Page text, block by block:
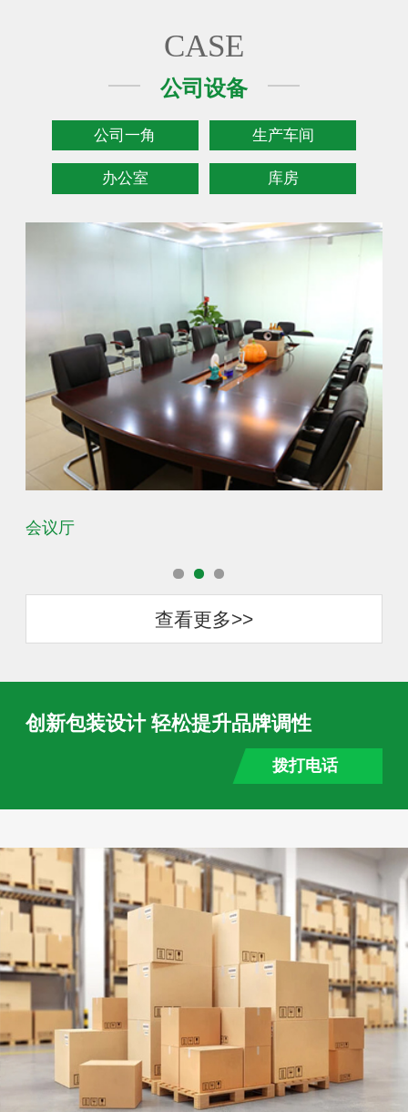
CASE
公司设备
公司一角 生产车间
办公室 库房
会议厅
查看更多>>
创新包装设计 轻松提升品牌调性
拨打电话